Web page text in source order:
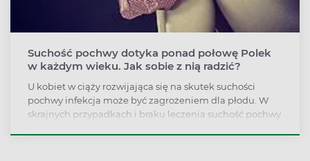
Suchość pochwy dotyka ponad połowę Polek
w każdym wieku. Jak sobie z nią radzić?
U kobiet w ciąży rozwijająca się na skutek suchości
pochwy infekcja może być zagrożeniem dla płodu. W
skrajnych przypadkach i braku leczenia suchość pochwy